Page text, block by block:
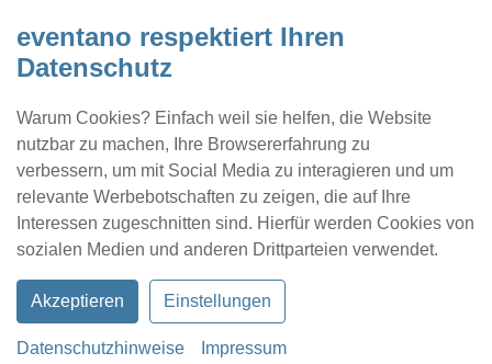
eventano respektiert Ihren
Datenschutz
Warum Cookies? Einfach weil sie helfen, die Website
nutzbar zu machen, Ihre Browsererfahrung zu
verbessern, um mit Social Media zu interagieren und um
relevante Werbebotschaften zu zeigen, die auf Ihre
Interessen zugeschnitten sind. Hierfür werden Cookies von
sozialen Medien und anderen Drittparteien verwendet.
Akzeptieren Einstellungen
Datenschutzhinweise Impressum
Kontakt Location eintragen Profil